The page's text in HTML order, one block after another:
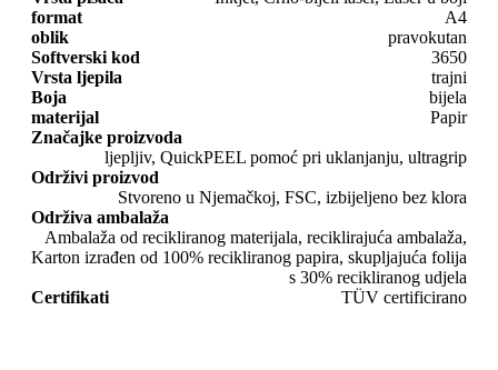
format
A4
oblik
pravokutan
Softverski kod
3650
Vrsta ljepila
trajni
Boja
bijela
materijal
Papir
Značajke proizvoda
ljepljiv, QuickPEEL pomoć pri uklanjanju, ultragrip
Održivi proizvod
Stvoreno u Njemačkoj, FSC, izbijeljeno bez klora
Održiva ambalaža
Ambalaža od recikliranog materijala, reciklirajuća ambalaža,
Karton izrađen od 100% recikliranog papira, skupljajuća folija
s 30% recikliranog udjela
Certifikati
TÜV certificirano